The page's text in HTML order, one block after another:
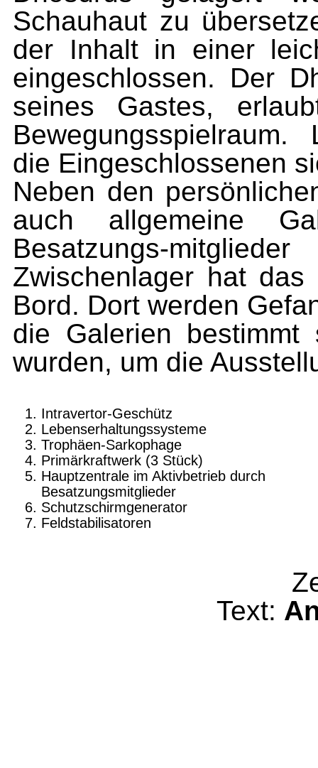
Schauhaut zu
der Inhalt in einer
eingeschlossen. Der
seines Gastes,
die Eingeschlossenen
Neben den
auch allgemeine
Besatzungs-
Zwischenlager hat
Bord. Dort werden
die Galerien
wurden, um die
Intravertor-Geschütz
Lebenserhaltungssysteme
Trophäen-Sarkophage
Primärkraftwerk (3 Stück)
Hauptzentrale im Aktivbetrieb durch
Besatzungsmitglieder
Schutzschirmgenerator
Feldstabilisatoren
Text: